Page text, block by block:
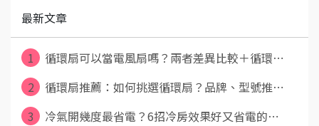
最新文章
1
循環扇可以當電風扇嗎？兩者差異比較＋循環⋯
2
循環扇推薦：如何挑選循環扇？品牌、型號推⋯
3
冷氣開幾度最省電？6招冷房效果好又省電的⋯